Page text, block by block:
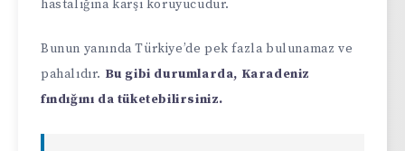
hastalığına karşı koruyucudur.
Bunun yanında Türkiye’de pek fazla bulunamaz ve
pahalıdır. Bu gibi durumlarda, Karadeniz
fındığını da tüketebilirsiniz.